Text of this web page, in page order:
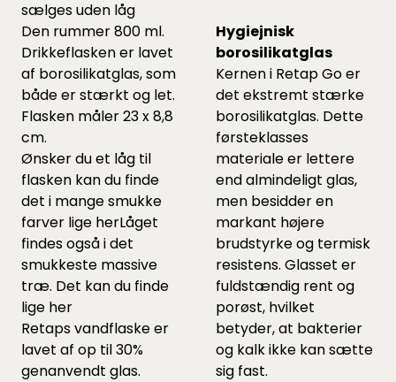
sælges uden låg
Den rummer 800 ml.
Drikkeflasken er lavet
af borosilikatglas, som
både er stærkt og let.
Flasken måler 23 x 8,8
cm.
Ønsker du et låg til
flasken kan du finde
det i mange smukke
farver lige herLåget
findes også i det
smukkeste massive
træ. Det kan du finde
lige her
Retaps vandflaske er
lavet af op til 30%
genanvendt glas.
Hygiejnisk
borosilikatglas
Kernen i Retap Go er
det ekstremt stærke
borosilikatglas. Dette
førsteklasses
materiale er lettere
end almindeligt glas,
men besidder en
markant højere
brudstyrke og termisk
resistens. Glasset er
fuldstændig rent og
porøst, hvilket
betyder, at bakterier
og kalk ikke kan sætte
sig fast.